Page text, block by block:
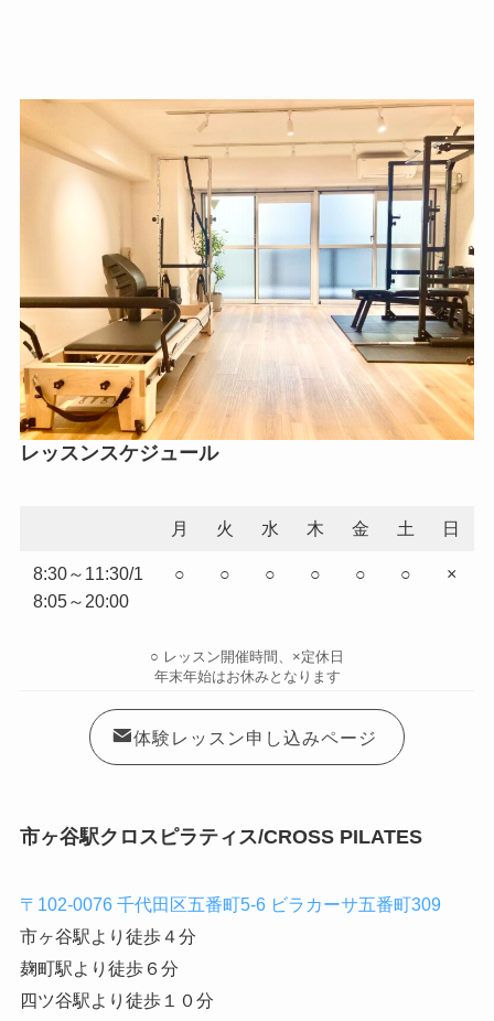
レッスンスケジュール
月 火 水 木 金 土 日
8:30～11:30/1
8:05～20:00
○ ○ ○ ○ ○ ○ ×
○ レッスン開催時間、×定休日
年末年始はお休みとなります
体験レッスン申し込みページ
市ヶ谷駅クロスピラティス/CROSS PILATES
〒102-0076 千代田区五番町5-6 ビラカーサ五番町309
市ヶ谷駅より徒歩４分
麹町駅より徒歩６分
四ツ谷駅より徒歩１０分